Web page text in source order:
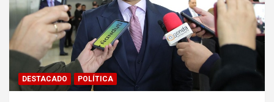
DESTACADO POLÍTICA